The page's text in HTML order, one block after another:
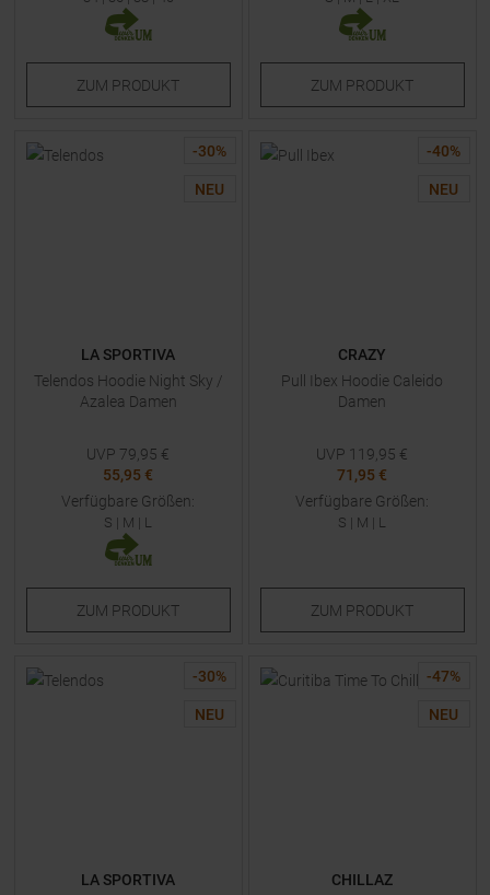
ZUM PRODUKT ZUM PRODUKT
-30%
NEU
LA SPORTIVA
Telendos Hoodie Night Sky /
Azalea Damen
UVP 79,95 €
55,95 €
Verfügbare Größen:
S | M | L
ZUM PRODUKT
-40%
NEU
CRAZY
Pull Ibex Hoodie Caleido
Damen
UVP 119,95 €
71,95 €
Verfügbare Größen:
S | M | L
ZUM PRODUKT
-30%
NEU
LA SPORTIVA
-47%
NEU
CHILLAZ